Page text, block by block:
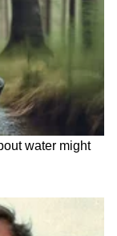
देखभाल खर्च
आहे. तिचे